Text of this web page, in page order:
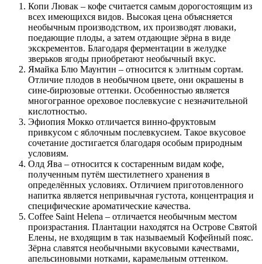
Копи Лювак – кофе считается самым дорогостоящим из
всех имеющихся видов. Высокая цена объясняется
необычным производством, их производят люваки,
поедающие плоды, а затем отдающие зёрна в виде
экскрементов. Благодаря ферментации в желудке
зверьков ягоды приобретают необычный вкус.
Ямайка Блю Маунтин – относится к элитным сортам.
Отличие плодов в необычном цвете, они окрашены в
сине-бирюзовые оттенки. Особенностью является
многогранное ореховое послевкусие с незначительной
кислотностью.
Эфиопия Мокко отличается винно-фруктовым
привкусом с яблочным послевкусием. Такое вкусовое
сочетание достигается благодаря особым природным
условиям.
Олд Ява – относится к состаренным видам кофе,
полученным путём шестилетнего хранения в
определённых условиях. Отличием приготовленного
напитка является непривычная густота, концентрация и
специфические ароматические качества.
Coffee Saint Helena – отличается необычным местом
произрастания. Плантации находятся на Острове Святой
Елены, не входящим в так называемый Кофейный пояс.
Зёрна славятся необычными вкусовыми качествами,
апельсиновыми нотками, карамельным оттенком.